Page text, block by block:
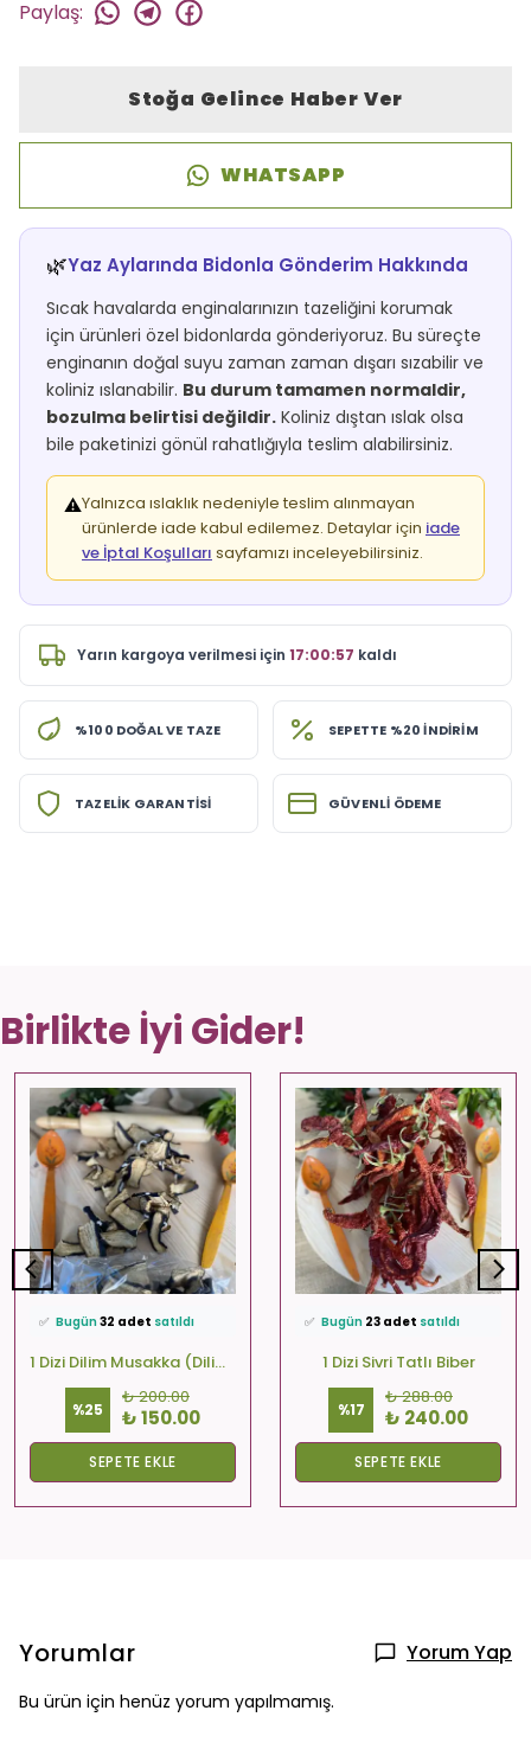
Paylaş:
Stoğa Gelince Haber Ver
WHATSAPP
🌿Yaz Aylarında Bidonla Gönderim Hakkında
Sıcak havalarda enginalarınızın tazeliğini korumak
için ürünleri özel bidonlarda gönderiyoruz. Bu süreçte
enginanın doğal suyu zaman zaman dışarı sızabilir ve
koliniz ıslanabilir. Bu durum tamamen normaldir,
bozulma belirtisi değildir. Koliniz dıştan ıslak olsa
bile paketinizi gönül rahatlığıyla teslim alabilirsiniz.
⚠️Yalnızca ıslaklık nedeniyle teslim alınmayan
ürünlerde iade kabul edilemez. Detaylar için iade
ve İptal Koşulları sayfamızı inceleyebilirsiniz.
Yarın kargoya verilmesi için 17:00:56 kaldı
%100 DOĞAL VE TAZE SEPETTE %20 İNDİRİM
TAZELİK GARANTİSİ GÜVENLİ ÖDEME
Birlikte İyi Gider!
⭐️ Bu ürünü572 kişi favoriledi!
🛒 37 kişisepetine ekledi!
✅ Bugün32 adet satıldı
yapılıyor! 1 Dizi Dilim Musakka (Dilim-Kare-Yuvarlak)
%25
₺ 200.00
₺ 150.00
SEPETE EKLE
⭐️ Bu ürünü499 kişi favoriledi!
🛒 86 kişisepetine ekledi!
✅ Bugün 23 adet satıldı
1 Dizi Sivri Tatlı Biber
%17
₺ 288.00
₺ 240.00
SEPETE EKLE
Yorumlar Yorum Yap
Bu ürün için henüz yorum yapılmamış.